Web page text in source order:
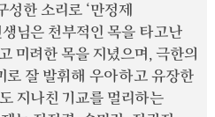
성한 소리로 ‘만정제
님은 천부적인 목을 타고난
미려한 목을 지녔으며, 극한의
로 잘 발휘해 우아하고 유장한
지나친 기교를 멀리하는